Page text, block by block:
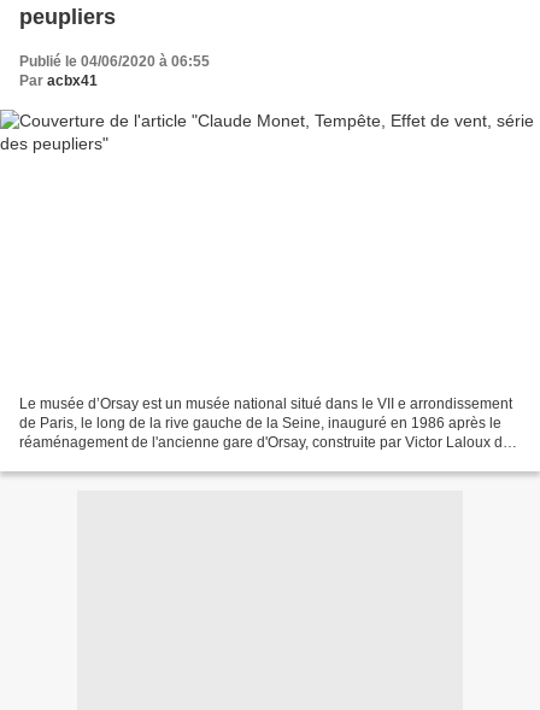
peupliers
Publié le 04/06/2020 à 06:55
Par acbx41
Le musée d’Orsay est un musée national situé dans le VII e arrondissement
de Paris, le long de la rive gauche de la Seine, inauguré en 1986 après le
réaménagement de l'ancienne gare d'Orsay, construite par Victor Laloux de